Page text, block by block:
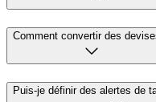
Comment convertir des
Puis-je définir des alertes de